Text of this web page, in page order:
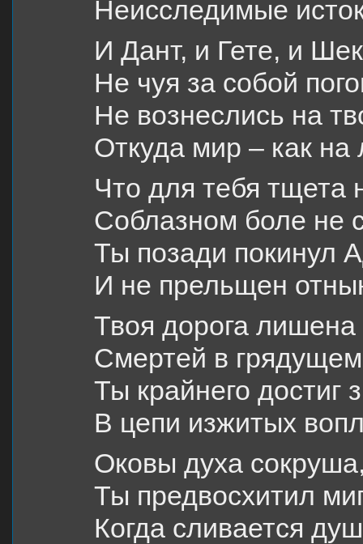
Неисследимые
И Дант, и Гете, и
Не чуя за собой
Не вознеслись на
Откуда мир – как на
Что для тебя тщета
Соблазном боле не
Ты позади покинул
И не прельщен
Твоя дорога лишена
Смертей в
Ты крайнего достиг
В цепи изжитых
Оковы духа
Ты предвосхитил
Когда сливается